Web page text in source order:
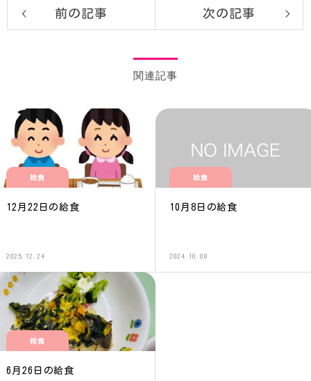
前の記事 次の記事
関連記事
給食
12月22日の給食
2025.12.24
給食
10月8日の給食
2024.10.08
給食
6月26日の給食